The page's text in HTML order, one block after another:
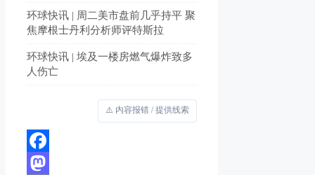
环球快讯 | 周二美市盘前几乎持平 聚
焦摩根士丹利分析师评特斯拉
环球快讯 | 埃及一楼房燃气爆炸致多
人伤亡
⚠️ 内容报错 / 提供线索
Facebook